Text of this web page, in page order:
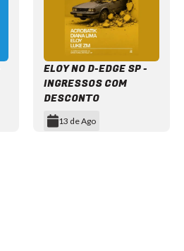
ELOY NO D-EDGE SP -
INGRESSOS COM
DESCONTO
13 de Ago